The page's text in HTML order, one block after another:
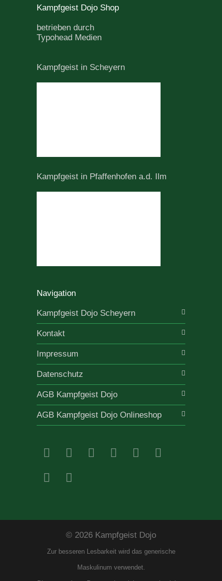
Kampfgeist Dojo Shop
betrieben durch
Typohead Medien
Kampfgeist in Scheyern
Kampfgeist in Pfaffenhofen a.d. Ilm
Navigation
Kampfgeist Dojo Scheyern
Kontakt
Impressum
Datenschutz
AGB Kampfgeist Dojo
AGB Kampfgeist Dojo Onlineshop
© 2026 Kampfgeist Dojo
Zur besseren Lesbarkeit wird das generische
Maskulinum verwendet.